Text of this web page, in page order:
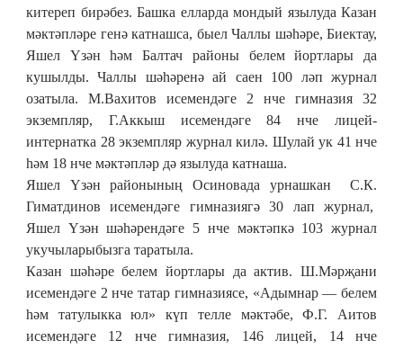
китереп бирәбез. Башка елларда мондый язылуда Казан
мәктәпләре генә катнашса, быел Чаллы шәһәре, Биектау,
Яшел Үзән һәм Балтач районы белем йортлары да
кушылды. Чаллы шәһәренә ай саен 100 ләп журнал
озатыла. М.Вахитов исемендәге 2 нче гимназия 32
экземпляр, Г.Аккыш исемендәге 84 нче лицей-
интернатка 28 экземпляр журнал килә. Шулай ук 41 нче
һәм 18 нче мәктәпләр дә язылуда катнаша.
Яшел Үзән районының Осиновада урнашкан С.К.
Гиматдинов исемендәге гимназиягә 30 лап журнал,
Яшел Үзән шәһәрендәге 5 нче мәктәпкә 103 журнал
укучыларыбызга таратыла.
Казан шәһәре белем йортлары да актив. Ш.Мәрҗани
исемендәге 2 нче татар гимназиясе, «Адымнар — белем
һәм татулыкка юл» күп телле мәктәбе, Ф.Г. Аитов
исемендәге 12 нче гимназия, 146 лицей, 14 нче